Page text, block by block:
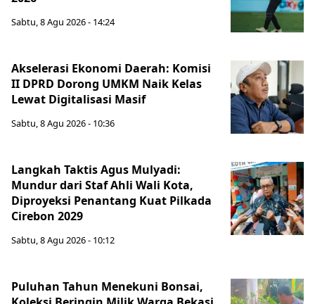
Sabtu, 8 Agu 2026 - 14:24
Akselerasi Ekonomi Daerah: Komisi
II DPRD Dorong UMKM Naik Kelas
Lewat Digitalisasi Masif
Sabtu, 8 Agu 2026 - 10:36
Langkah Taktis Agus Mulyadi:
Mundur dari Staf Ahli Wali Kota,
Diproyeksi Penantang Kuat Pilkada
Cirebon 2029
Sabtu, 8 Agu 2026 - 10:12
Puluhan Tahun Menekuni Bonsai,